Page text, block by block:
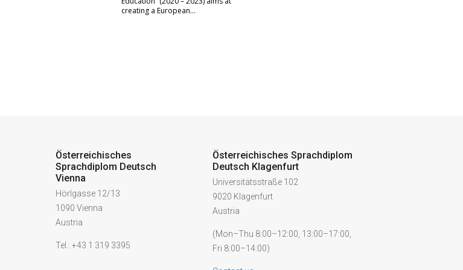
creating a European…
Österreichisches
Sprachdiplom Deutsch
Vienna
Hörlgasse 12/13
1090 Vienna
Austria
Tel.: +43 1 319 3395
Österreichisches Sprachdiplom
Deutsch Klagenfurt
Universitätsstraße 102
9020 Klagenfurt
Austria
(Mon–Thu 8:00–12:00, 13:00–17:00,
Fri 8:00–14:00)